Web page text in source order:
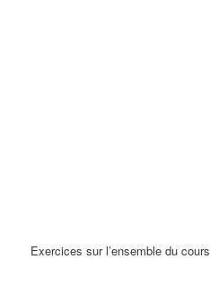
Exercices sur l’ensemble du cours